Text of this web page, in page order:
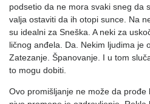
podsetio da ne mora svaki sneg da
valja ostaviti da ih otopi sunce. Na
su idealni za Sneška. A neki za
ličnog anđela. Da. Nekim ljudima je
Zatezanje. Španovanje. I u tom
to mogu dobiti.
Ovo promišljanje ne može da